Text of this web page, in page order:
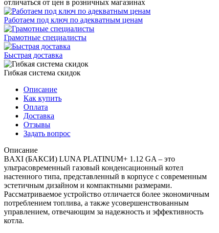
отличаться от цен в розничных магазинах
Работаем под ключ по адекватным ценам
Грамотные специалисты
Быстрая доставка
Гибкая система скидок
Описание
Как купить
Оплата
Доставка
Отзывы
Задать вопрос
Описание
BAXI (БАКСИ) LUNA PLATINUM+ 1.12 GA – это
ультрасовременный газовый конденсационный котел
настенного типа, представленный в корпусе с современным
эстетичным дизайном и компактными размерами.
Рассматриваемое устройство отличается более экономичным
потреблением топлива, а также усовершенствованным
управлением, отвечающим за надежность и эффективность
котла.